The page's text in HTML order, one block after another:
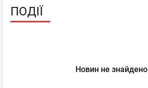
ПОДІЇ
Новин не знайдено